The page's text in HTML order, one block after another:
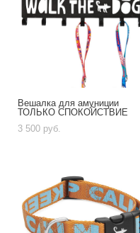
Вешалка для амуниции
ТОЛЬКО СПОКОЙСТВИЕ
3 500 pуб.